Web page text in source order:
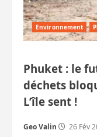
Environnement
Phuket : le
déchets
L’île sent !
Geo Valin 26 Fév